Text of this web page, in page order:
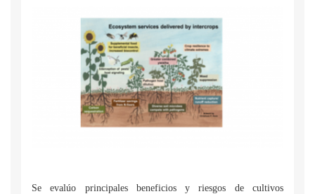
Se evalúo principales beneficios y riesgos de cultivos